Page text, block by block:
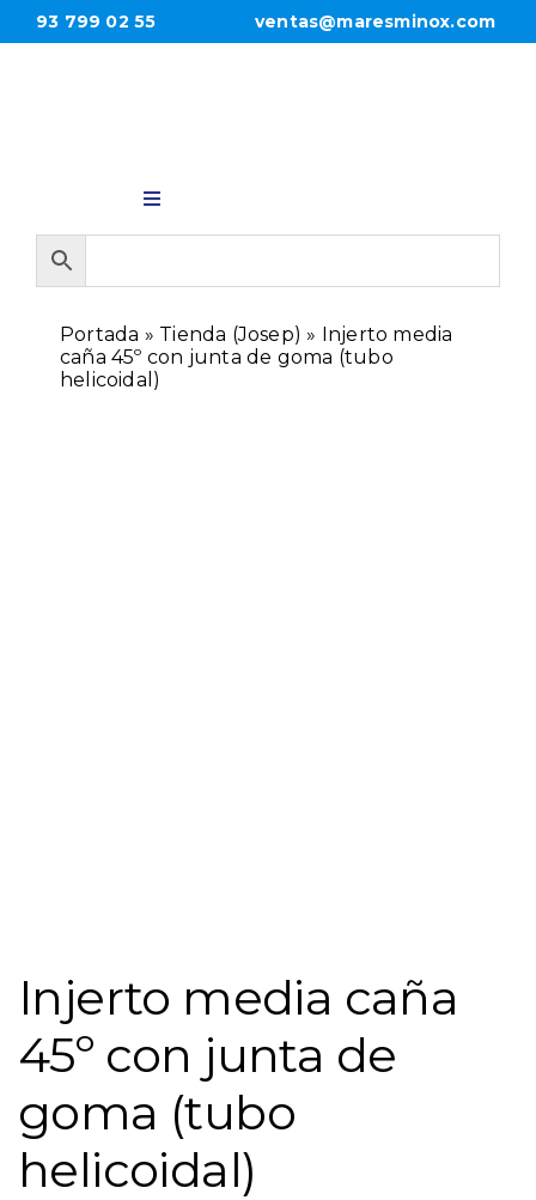
contenido
93 799 02 55 ventas@maresminox.com
Toggle
Navigation
PRODUCTOS
Portada » Tienda (Josep) »
Injerto media
caña 45º con junta de goma (tubo
helicoidal)
Injerto media caña
45º con junta de
goma (tubo
helicoidal)